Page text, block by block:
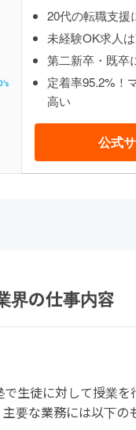
20代の転職支援
未経験OK求人
第二新卒・既卒
定着率95.2%！
高い
公式
界の仕事内容
生徒に対して授業を
要な業務には以下の